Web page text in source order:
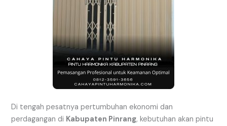
Di tengah pesatnya pertumbuhan ekonomi dan
perdagangan di Kabupaten Pinrang, kebutuhan akan pintu